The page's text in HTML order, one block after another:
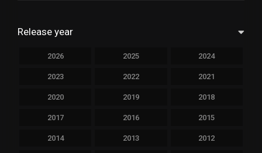
Release year
2026 2025 2024
2023 2022 2021
2020 2019 2018
2017 2016 2015
2014 2013 2012